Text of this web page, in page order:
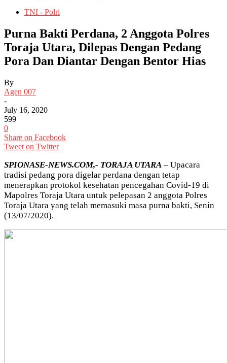
TNI - Polri
Purna Bakti Perdana, 2 Anggota Polres
Toraja Utara, Dilepas Dengan Pedang
Pora Dan Diantar Dengan Bentor Hias
By
Agen 007
-
July 16, 2020
599
0
Share on Facebook
Tweet on Twitter
SPIONASE-NEWS.COM,- TORAJA UTARA – Upacara
tradisi pedang pora digelar perdana dengan tetap
menerapkan protokol kesehatan pencegahan Covid-19 di
Mapolres Toraja Utara untuk pelepasan 2 anggota Polres
Toraja Utara yang telah memasuki masa purna bakti, Senin
(13/07/2020).